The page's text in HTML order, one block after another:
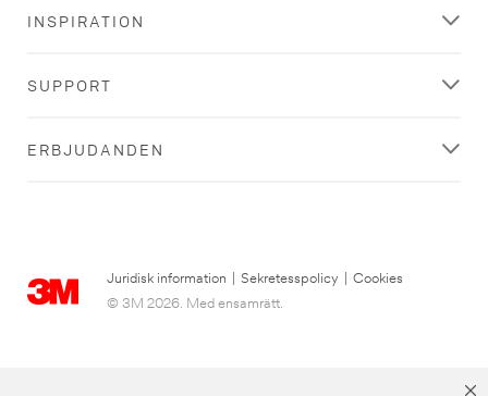
INSPIRATION
SUPPORT
ERBJUDANDEN
Juridisk information Sekretesspolicy
Cookies
© 3M 2026. Med ensamrätt.